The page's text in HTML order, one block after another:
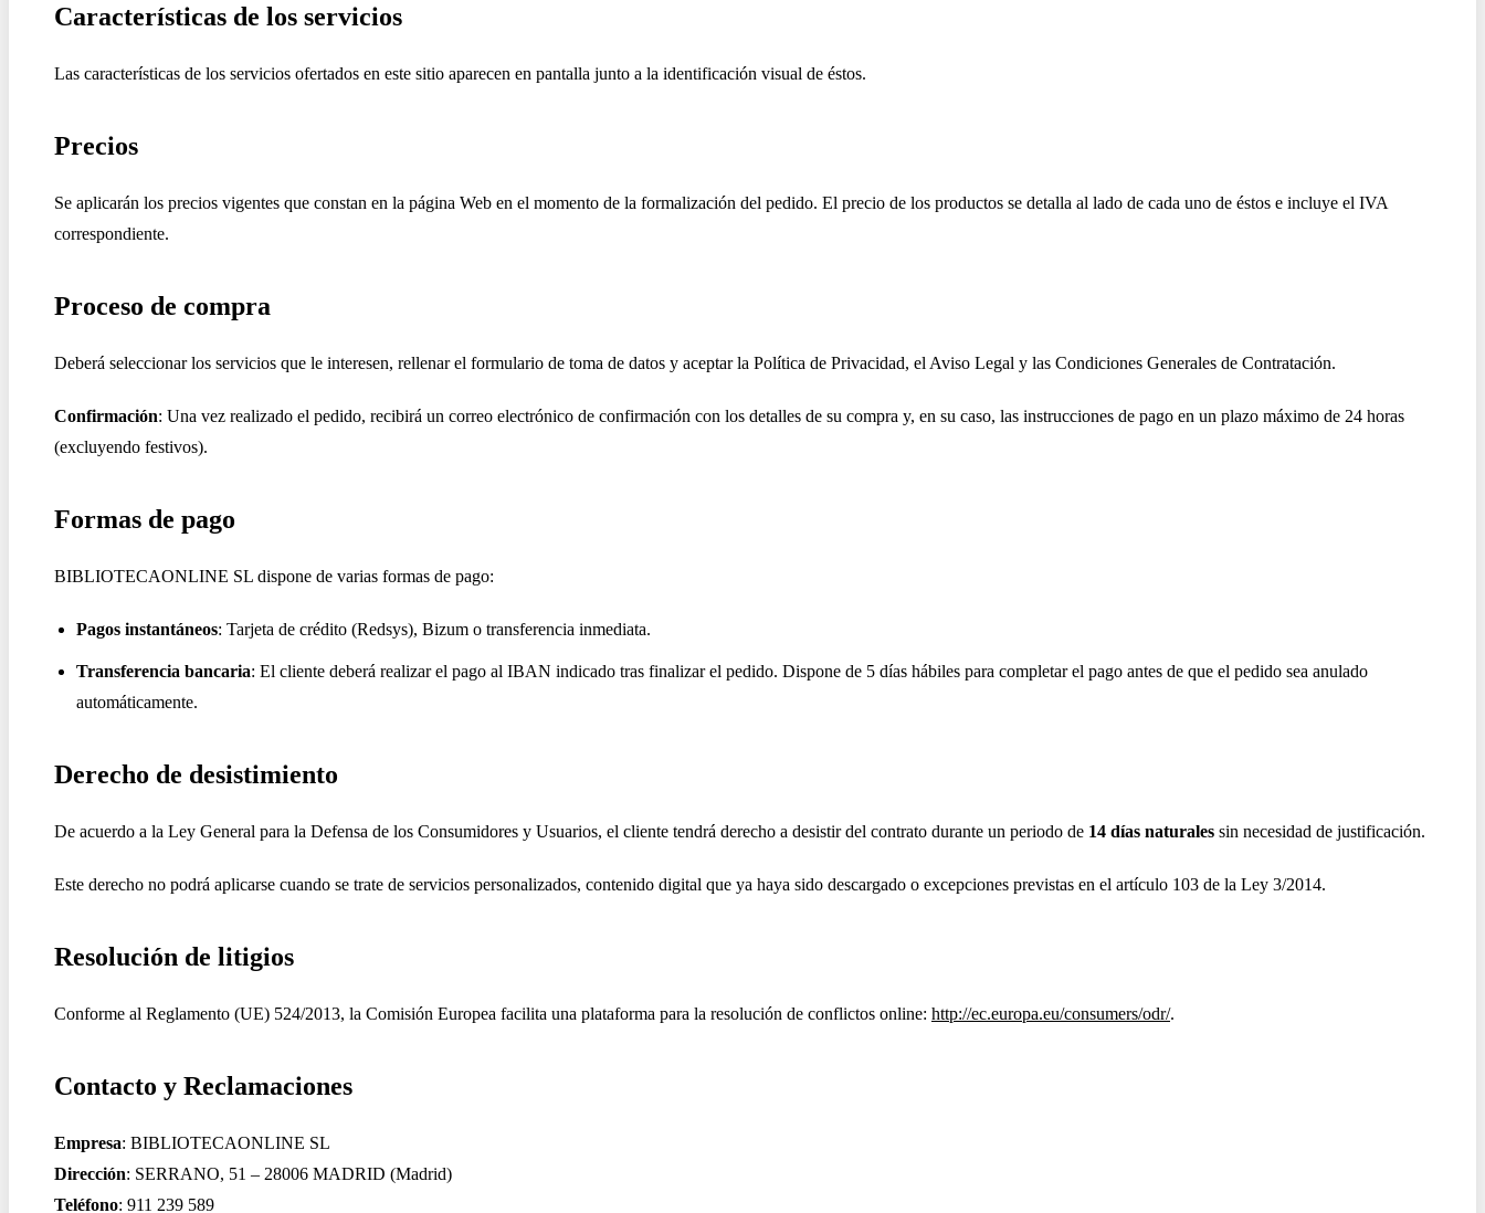
Características de los servicios
Las características de los servicios ofertados en este sitio aparecen en pantalla junto a la identificación visual de éstos.
Precios
Se aplicarán los precios vigentes que constan en la página Web en el momento de la formalización del pedido. El precio de los productos se detalla al lado de cada uno de éstos e incluye el IVA
correspondiente.
Proceso de compra
Deberá seleccionar los servicios que le interesen, rellenar el formulario de toma de datos y aceptar la Política de Privacidad, el Aviso Legal y las Condiciones Generales de Contratación.
Confirmación: Una vez realizado el pedido, recibirá un correo electrónico de confirmación con los detalles de su compra y, en su caso, las instrucciones de pago en un plazo máximo de 24 horas
(excluyendo festivos).
Formas de pago
BIBLIOTECAONLINE SL dispone de varias formas de pago:
Pagos instantáneos: Tarjeta de crédito (Redsys), Bizum o transferencia inmediata.
Transferencia bancaria: El cliente deberá realizar el pago al IBAN indicado tras finalizar el pedido. Dispone de 5 días hábiles para completar el pago antes de que el pedido sea anulado
automáticamente.
Derecho de desistimiento
De acuerdo a la Ley General para la Defensa de los Consumidores y Usuarios, el cliente tendrá derecho a desistir del contrato durante un periodo de 14 días naturales sin necesidad de justificación.
Este derecho no podrá aplicarse cuando se trate de servicios personalizados, contenido digital que ya haya sido descargado o excepciones previstas en el artículo 103 de la Ley 3/2014.
Resolución de litigios
Conforme al Reglamento (UE) 524/2013, la Comisión Europea facilita una plataforma para la resolución de conflictos online: http://ec.europa.eu/consumers/odr/.
Contacto y Reclamaciones
Empresa: BIBLIOTECAONLINE SL
Dirección: SERRANO, 51 – 28006 MADRID (Madrid)
Teléfono: 911 239 589